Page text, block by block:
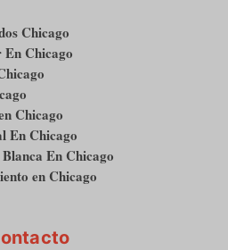
Chicago
Chicago
Chicago
En Chicago
En Chicago
en Chicago